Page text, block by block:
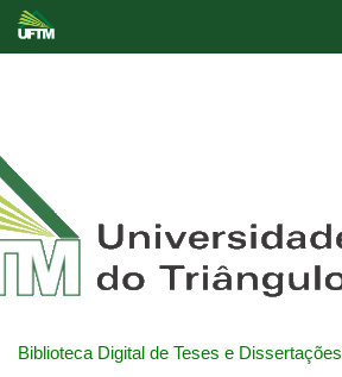
Biblioteca Digital de Teses e Dissertações